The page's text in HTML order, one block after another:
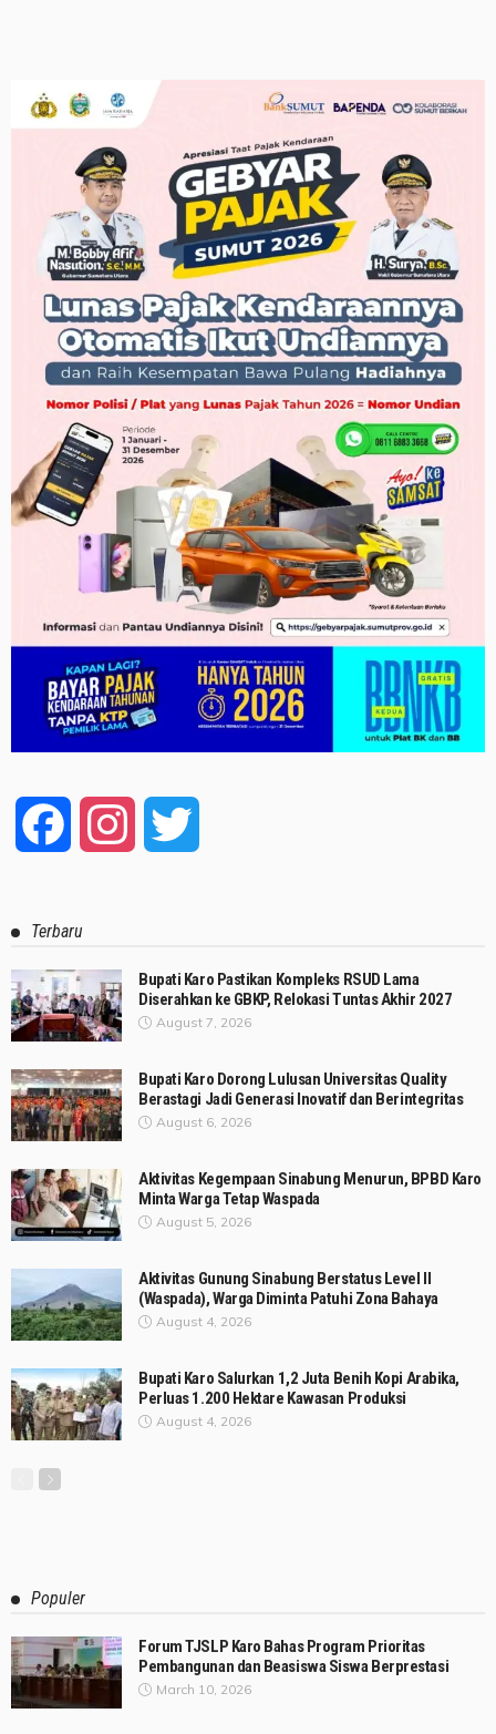
Facebook Instagram
Terbaru
Bupati Karo Pastikan Kompleks RSUD Lama
Diserahkan ke GBKP, Relokasi Tuntas Akhir 2027
August 7, 2026
Bupati Karo Dorong Lulusan Universitas Quality
Berastagi Jadi Generasi Inovatif dan Berintegritas
August 6, 2026
Aktivitas Kegempaan Sinabung Menurun, BPBD Karo
Minta Warga Tetap Waspada
August 5, 2026
Aktivitas Gunung Sinabung Berstatus Level II
(Waspada), Warga Diminta Patuhi Zona Bahaya
August 4, 2026
Bupati Karo Salurkan 1,2 Juta Benih Kopi Arabika,
Perluas 1.200 Hektare Kawasan Produksi
August 4, 2026
Populer
Forum TJSLP Karo Bahas Program Prioritas
Pembangunan dan Beasiswa Siswa Berprestasi
March 10, 2026